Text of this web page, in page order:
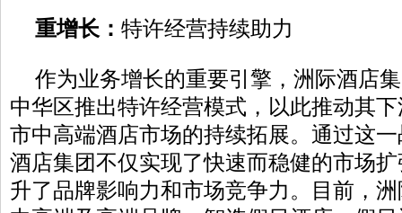
重增长 ： 特许经营持续助力
作为业务增长的重要引擎，洲际酒店
中华区推出特许经营模式，以此推动其
市中高端酒店市场的持续拓展。通过这
酒店集团不仅实现了快速而稳健的市场
升了品牌影响力和市场竞争力。目前，